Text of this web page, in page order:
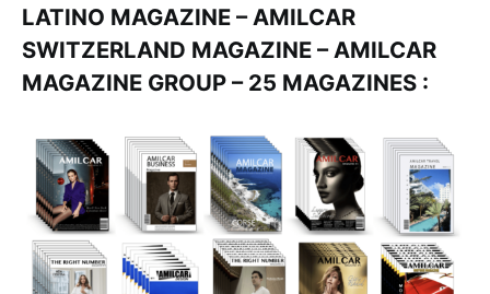
LATINO MAGAZINE – AMILCAR
SWITZERLAND MAGAZINE – AMILCAR
MAGAZINE GROUP – 25 MAGAZINES :